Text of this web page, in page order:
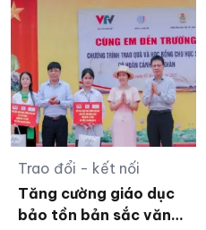
Trao đổi - kết nối
Tăng cường giáo dục
bảo tồn bản sắc văn